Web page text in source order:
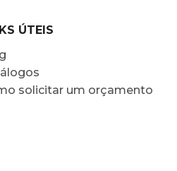
ÚTEIS
solicitar um orçamento